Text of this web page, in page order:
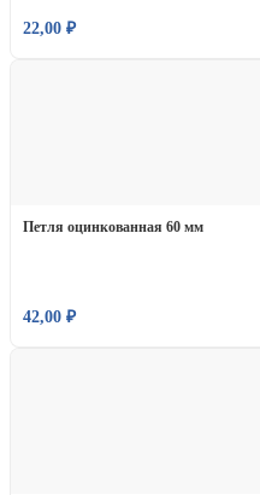
22,00 ₽
Петля оцинкованная 60 мм
42,00 ₽